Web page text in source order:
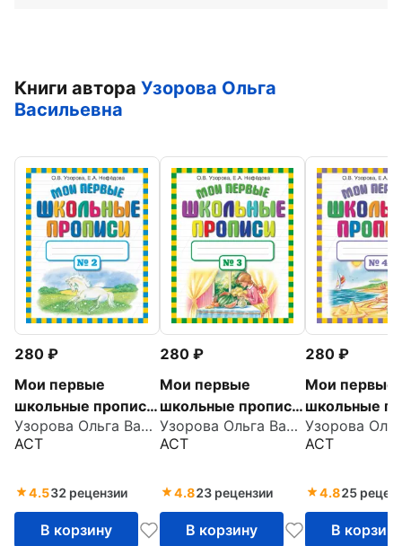
Книги автора Узорова Ольга
Васильевна
280
Мои первые
школьные прописи.
В 4-х частях. Часть
2
Узорова Ольга Васильевна
АСТ
4.532 рецензии
В корзину
280
Мои первые
школьные прописи.
В 4-х частях. Часть
3
Узорова Ольга Васильевна
АСТ
4.823 рецензии
В корзину
280
Мои первые
школьные
В 4-х
4
АСТ
4.825
В корзину